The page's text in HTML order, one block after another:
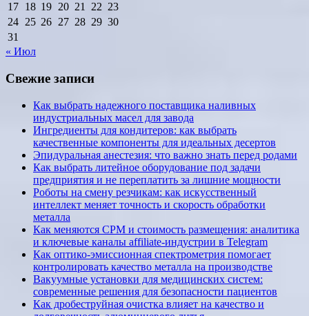
17 18 19 20 21 22 23
24 25 26 27 28 29 30
31
« Июл
Свежие записи
Как выбрать надежного поставщика наливных
индустриальных масел для завода
Ингредиенты для кондитеров: как выбрать
качественные компоненты для идеальных десертов
Эпидуральная анестезия: что важно знать перед родами
Как выбрать литейное оборудование под задачи
предприятия и не переплатить за лишние мощности
Роботы на смену резчикам: как искусственный
интеллект меняет точность и скорость обработки
металла
Как меняются CPM и стоимость размещения: аналитика
и ключевые каналы affiliate-индустрии в Telegram
Как оптико-эмиссионная спектрометрия помогает
контролировать качество металла на производстве
Вакуумные установки для медицинских систем:
современные решения для безопасности пациентов
Как дробеструйная очистка влияет на качество и